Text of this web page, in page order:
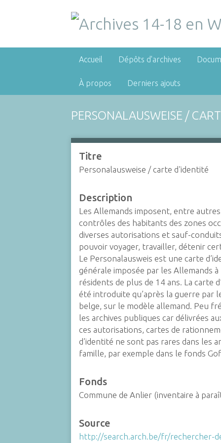
Accueil Dépôts d'archives
À propos Derniers ajouts
PERSONALAUSWEISE /
Titre
Personalausweise / carte d'identité
Description
Les Allemands imposent, entre
contrôles des habitants des zones
diverses autorisations et sauf-
pouvoir voyager, travailler, détenir
Le Personalausweis est une carte
générale imposée par les Allemands
résidents de plus de 14 ans. La carte
été introduite qu’après la guerre par
belge, sur le modèle allemand. Peu
les archives publiques car délivrées
ces autorisations, cartes de
d’identité ne sont pas rares dans les
famille, par exemple dans le fonds
Fonds
Commune de Anlier (inventaire à
Source
http://search.arch.be/fr/rechercher-